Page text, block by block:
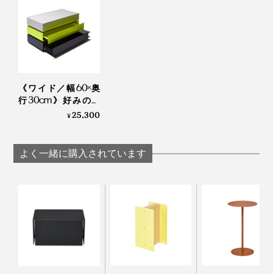
つくってくれます。
写真は「ワイド」
トースターや電気ケトル、ブレンダー、鍋もドンと置け
『KaKuKo』は、いま注目のプロダクトデザイン事務
所・TENT（テント）がデザインを手がけました。
提案したアイデアを試作初回の段階から「恐るべき精度
でカタチにしてきた」と驚いたというのだから、そのス
ゴさがうかがえます。
《ワイド／幅60×奥
行30cm》好みの配
色で積み重ねも自在
¥25,300
よく一緒に購入されています